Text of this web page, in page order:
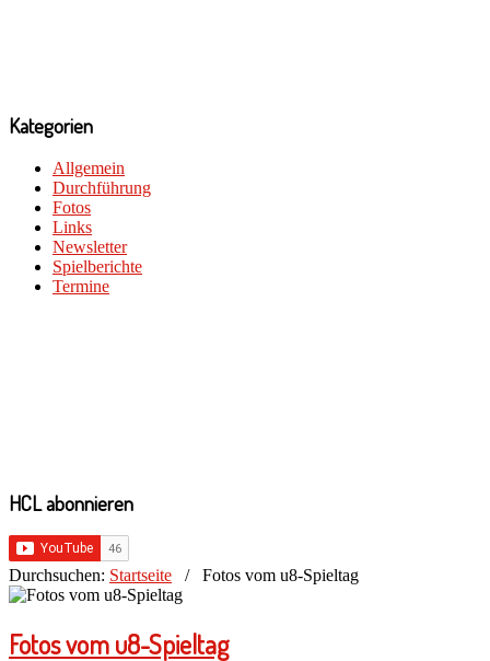
Kategorien
Allgemein
Durchführung
Fotos
Links
Newsletter
Spielberichte
Termine
HCL abonnieren
Durchsuchen: Startseite / Fotos vom u8-Spieltag
Fotos vom u8-Spieltag